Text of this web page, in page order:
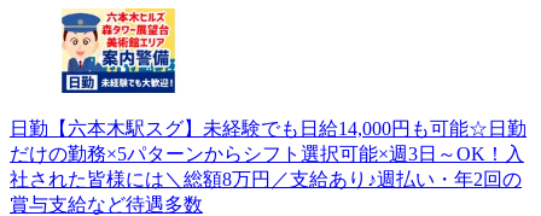
日勤【六本木駅スグ】未経験でも日給14,000円も可能☆日勤
だけの勤務×5パターンからシフト選択可能×週3日～OK！入
社された皆様には＼総額8万円／支給あり♪週払い・年2回の
賞与支給など待遇多数